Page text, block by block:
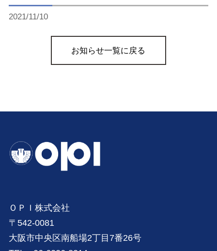
2021/11/10
お知らせ一覧に戻る
ＯＰＩ株式会社
〒542-0081
大阪市中央区南船場2丁目7番26号